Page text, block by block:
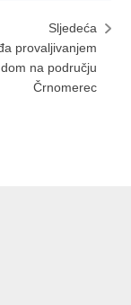
Sljedeća
provaljivanjem
na području
Črnomerec